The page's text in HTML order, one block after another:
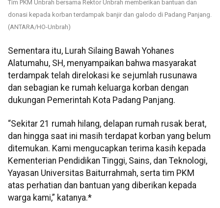
Tim PKM Unbrah bersama Rektor Unbrah memberikan bantuan dan
donasi kepada korban terdampak banjir dan galodo di Padang Panjang.
(ANTARA/HO-Unbrah)
Sementara itu, Lurah Silaing Bawah Yohanes
Alatumahu, SH, menyampaikan bahwa masyarakat
terdampak telah direlokasi ke sejumlah rusunawa
dan sebagian ke rumah keluarga korban dengan
dukungan Pemerintah Kota Padang Panjang.
“Sekitar 21 rumah hilang, delapan rumah rusak berat,
dan hingga saat ini masih terdapat korban yang belum
ditemukan. Kami mengucapkan terima kasih kepada
Kementerian Pendidikan Tinggi, Sains, dan Teknologi,
Yayasan Universitas Baiturrahmah, serta tim PKM
atas perhatian dan bantuan yang diberikan kepada
warga kami,” katanya.*